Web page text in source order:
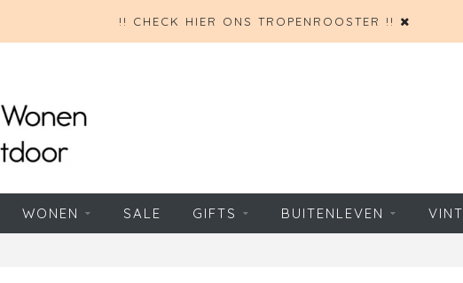
!! CHECK HIER ONS TROPENROOSTER !!
WONEN SALE GIFTS BUITENLEVEN